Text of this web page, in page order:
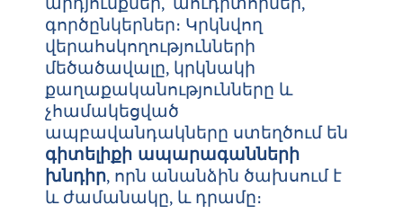
գործընկերներ։ Կրկնվող
վերահսկողությունների
մեծածավալը, կրկնակի
քաղաքականությունները և
չհամակեցված
ապբավանդակները ստեղծում են
գիտելիքի ապարագանների
խնդիր, որն անանձին ծախսում է
և ժամանակը, և դրամը։